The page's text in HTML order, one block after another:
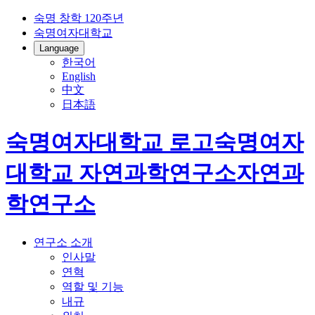
숙명 창학 120주년
숙명여자대학교
Language
한국어
English
中文
日本語
숙명여자대학교 로고숙명여자
대학교 자연과학연구소자연과
학연구소
연구소 소개
인사말
연혁
역할 및 기능
내규